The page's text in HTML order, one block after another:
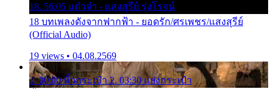
18. 56:05 แต๋วจ๋า - แสงสุรีย์ รุ่งโรจน์
18 บทเพลงดังจากฟากฟ้า - ยอดรัก/ศรเพชร/แสงสุรีย์
(Official Audio)
19 views • 04.08.2569
1. 00:00 หิ้วกระเป๋า 2. 03:30 แย่งกระเป๋า